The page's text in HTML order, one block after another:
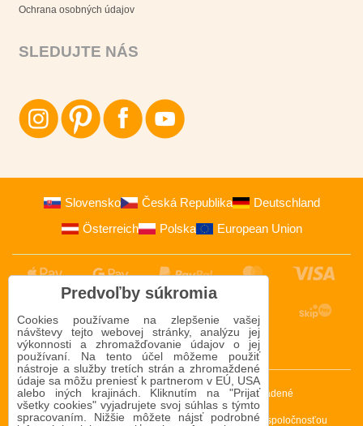
Ochrana osobných údajov
SLEDUJTE NÁS
Slovensko Česká Republika
Deutschland
Österreich
Polska European Union
2009-2026 © Bomba s.r.o.Všetky práva vyhradené
Táto stránka je chránená programom reCAPTCHA a spoločnosťou
Predvoľby súkromia
Cookies používame na zlepšenie vašej
návštevy tejto webovej stránky, analýzu jej
výkonnosti a zhromažďovanie údajov o jej
používaní. Na tento účel môžeme použiť
nástroje a služby tretích strán a zhromaždené
údaje sa môžu preniesť k partnerom v EÚ, USA
alebo iných krajinách. Kliknutím na "Prijať
všetky cookies" vyjadrujete svoj súhlas s týmto
spracovaním. Nižšie môžete nájsť podrobné